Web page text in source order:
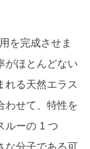
を完成させま
がほとんどない
れる天然エラス
わせて、特性を
ルーの 1 つ